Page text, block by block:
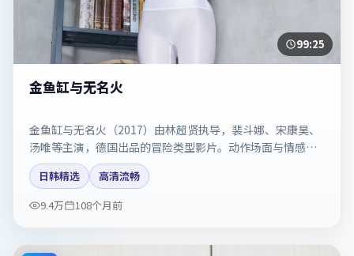
99:25
金鱼缸与无名火
金鱼缸与无名火（2017）由林超贤执导，裴斗娜、宋康昊、
汤唯等主演，德国出品的冒险类型影片。动作场面与情感戏
比例拿捏得当。剧情简介与主创信息可供检索参考，上映日
期以片方资料为准。
日韩精选
高清流畅
9.4万
108个月前